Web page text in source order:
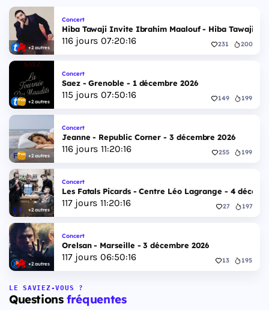
+2 autres
Concert
Hiba Tawaji Invite Ibrahim Maalouf - Hiba Tawaji &
116jours 07:20:15 231 200
+2 autres
Concert
Saez - Grenoble - 1 décembre 2026
115 jours 07:50:15 149 199
+2 autres
Concert
Jeanne - Republic Corner - 3 décembre 2026
116jours 11:20:15 255 199
+2 autres
Concert
Les Fatals Picards - Centre Léo Lagrange - 4
117jours 11:20:15 27 197
+2 autres
Concert
Orelsan - Marseille - 3 décembre 2026
117jours 06:50:15 13 195
LE SAVIEZ-VOUS ?
Questionsfréquentes